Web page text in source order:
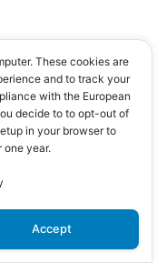
These cookies are
and to track your
with the European
decide to to opt-out of
in your browser to
one year.
Accept